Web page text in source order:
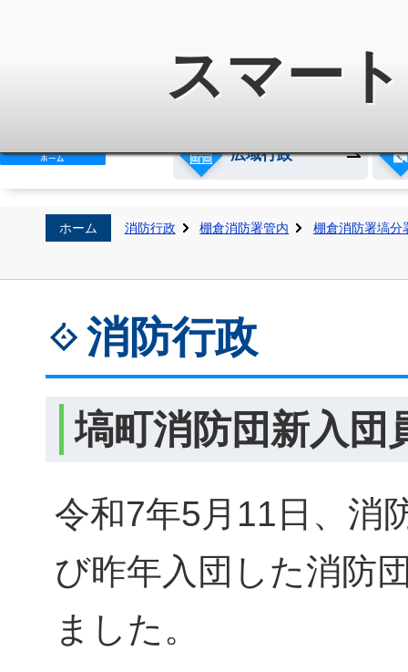
スマー
広域行政
ホーム 消防行政 棚倉消防署管内 棚倉消防署塙分
消防行政
塙町消防団新入団
令和7年5月11日、消
び昨年入団した消防
ました。